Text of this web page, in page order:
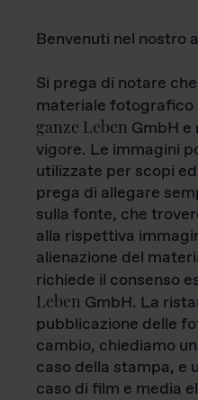
Benvenuti nel nostro
Si prega di notare
materiale fotografico
ganze Leben GmbH e
vigore. Le immagini
utilizzate per scopi
prega di allegare
sulla fonte, che
alla rispettiva
alienazione del
richiede il consenso
Leben GmbH. La
pubblicazione delle
cambio, chiediamo
caso della stampa, e
caso di film e media